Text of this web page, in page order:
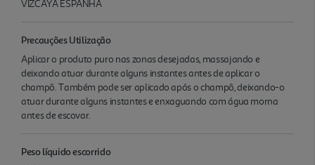
VIZCAYA ESPANHA
Precauções Utilização
Aplicar o produto puro nas zonas desejadas, massajando e
deixando atuar durante alguns instantes antes de aplicar o
champô. Também pode ser aplicado após o champô, deixando-o
atuar durante alguns instantes e enxaguando com água morna
antes de escovar.
Peso líquido escorrido